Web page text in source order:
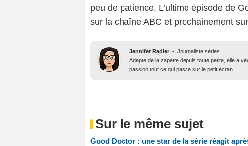
peu de patience. L’ultime épisode de
sur la chaîne ABC et prochainement
Jennifer Radier - Journaliste séries
Adepte de la zapette depuis toute petite, elle a
passion tout ce qui passe sur le petit écran.
Sur le même sujet
Good Doctor : une star de la série réagit